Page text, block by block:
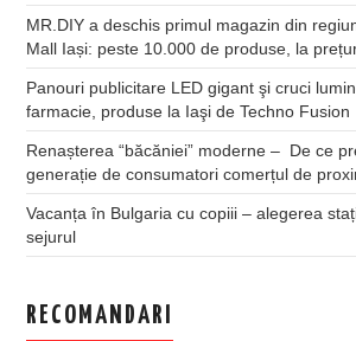
MR.DIY a deschis primul magazin din
Mall Iași: peste 10.000 de produse, la
Panouri publicitare LED gigant şi cruci
farmacie, produse la Iaşi de Techno Fusion
Renașterea “băcăniei” moderne – De ce
generație de consumatori comerțul de
Vacanța în Bulgaria cu copiii – alegerea
sejurul
RECOMANDARI